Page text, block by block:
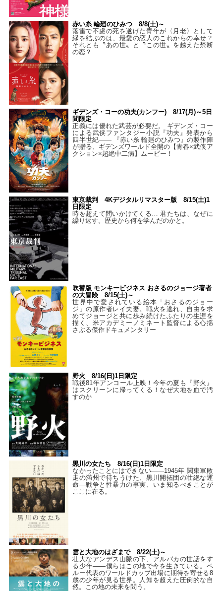
赤い糸 輪廻のひみつ 8/8(土)～
落雷で不慮の死を遂げた青年が〈月老〉として
縁を結ぶのは、最愛の恋人のこれからの幸せ？
それとも〝あの世〟と〝この世〟を越えた禁断
の恋？
ギデンズ・コーの功夫(カンフー) 8/17(月)～5日
間限定
正義には優れた武芸が必要だ。 ギデンズ・コー
による武侠ファンタジー小説『功夫』発表から
四半世紀―― 『赤い糸 輪廻のひみつ』の製作陣
が贈る、ギデンズワールド全開の【青春×武侠ア
クション×超絶中二病】ムービー！
東京裁判 4Kデジタルリマスター版 8/15(土)1
日限定
時を超えて問いかけてくる… 君たちは、なぜに
繰り返す。歴史から何を学んだのかと。
吹替版 モンキービジネス おさるのジョージ著者
の大冒険 8/15(土)～
世界中で愛されている絵本「おさるのジョー
ジ」の原作者レイ夫妻。戦火を逃れ、自由を求
めてジョージと共に歩み続けたふたりの生涯を
描く、米アカデミーノミネート監督による心揺
さぶる傑作ドキュメンタリー
野火 8/16(日)1日限定
戦後81年アンコール上映！今年の夏も『野火』
はスクリーンに帰ってくる！なぜ大地を血で汚
すのか
黒川の女たち 8/16(日)1日限定
なかったことにはできない——1945年 関東軍敗
走の満州で待ちうけた、黒川開拓団の壮絶な運
命―戦争と性暴力の事実、いま知るべきことが
ここに在る。
雲と大地のはざまで 8/22(土)～
壮大なアンデス山脈の下、アルパカの世話をす
る少年――僕らはこの地で今を生きている。ペ
ルー代表のワールドカップ出場に期待を寄せる8
歳の少年が見る世界。人知を超えた圧倒的な自
然。この地の未来を問う。